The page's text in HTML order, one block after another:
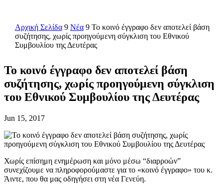
Αρχική Σελίδα 9 Νέα 9 Το κοινό έγγραφο δεν αποτελεί βάση
συζήτησης, χωρίς προηγούμενη σύγκλιση του Εθνικού
Συμβουλίου της Δευτέρας
Το κοινό έγγραφο δεν αποτελεί βάση
συζήτησης, χωρίς προηγούμενη σύγκλιση
του Εθνικού Συμβουλίου της Δευτέρας
Jun 15, 2017
Χωρίς επίσημη ενημέρωση και μόνο μέσω “διαρροών”
συνεχίζουμε να πληροφορούμαστε για το «κοινό έγγραφο» του κ.
Άιντε, που θα μας οδηγήσει στη νέα Γενεύη.